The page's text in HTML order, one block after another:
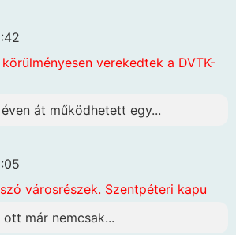
verekedtek a DVTK-
át működhetett egy...
városrészek. Szentpéteri kapu
már nemcsak...